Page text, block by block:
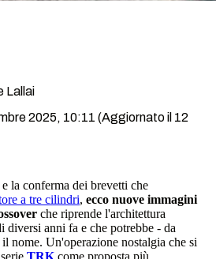
Lallai
2025, 10:11 (Aggiornato il 12
la conferma dei brevetti che
a tre cilindri, ecco nuove immagini
che riprende l'architettura
diversi anni fa e che potrebbe - da
nome. Un'operazione nostalgia che si
TRK come proposta più